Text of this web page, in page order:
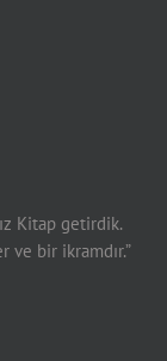
Kitap getirdik.
ve bir ikramdır.”